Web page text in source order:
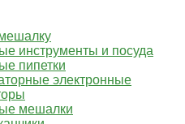
инструменты и посуда
пипетки
электронные
мешалки